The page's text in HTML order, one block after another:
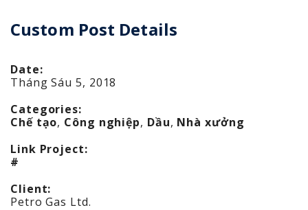
Custom Post Details
Date:
Tháng Sáu 5, 2018
Categories:
Chế tạo, Công nghiệp, Dầu, Nhà xưởng
Link Project:
#
Client:
Petro Gas Ltd.